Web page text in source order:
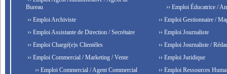
Bureau
›› Emploi Archiviste
›› Emploi Assistante de Direction / Secrétaire
›› Emploi Chargé(e)s Clientèles
›› Emploi Commercial / Marketing / Vente
›› Emploi Commercial / Agent Commercial
›› Emploi Éducatrice /
›› Emploi Gestionnaire /
›› Emploi Journaliste
›› Emploi Journaliste /
›› Emploi Juridique
›› Emploi Ressources